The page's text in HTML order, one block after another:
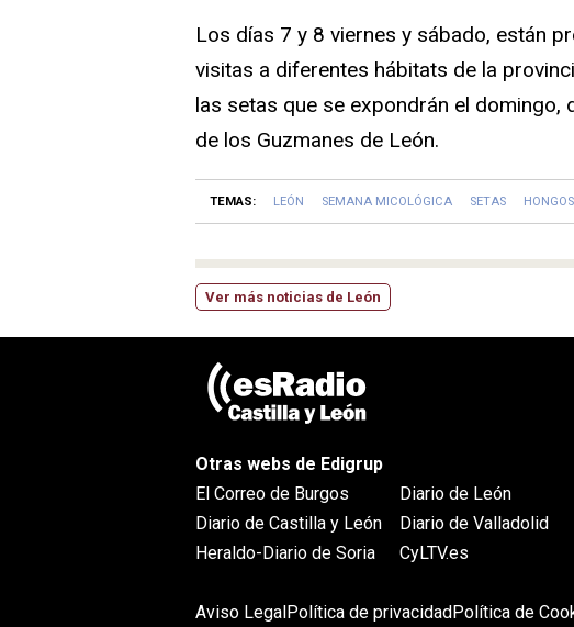
Los días 7 y 8 viernes y sábado, están
visitas a diferentes hábitats de la
las setas que se expondrán el domingo,
de los Guzmanes de León.
TEMAS: LEÓN SEMANA MICOLÓGICA SETAS HONGOS
Ver más noticias de León
Otras webs de Edigrup
El Correo de Burgos
Diario de Castilla y León
Heraldo-Diario de Soria
Diario de León
Diario de Valladolid
CyLTV.es
Aviso LegalPolítica de privacidadPolítica de